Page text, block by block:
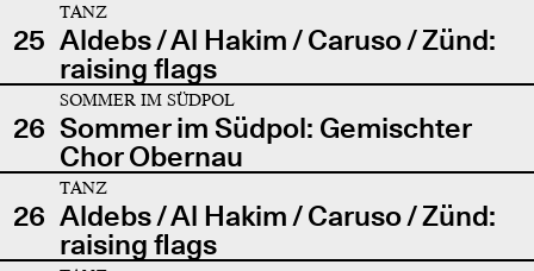
25
TANZ
Aldebs / Al Hakim / Caruso / Zünd:
raising flags
26
SOMMER IM SÜDPOL
Sommer im Südpol: Gemischter
Chor Obernau
26
TANZ
Aldebs / Al Hakim / Caruso / Zünd:
raising flags